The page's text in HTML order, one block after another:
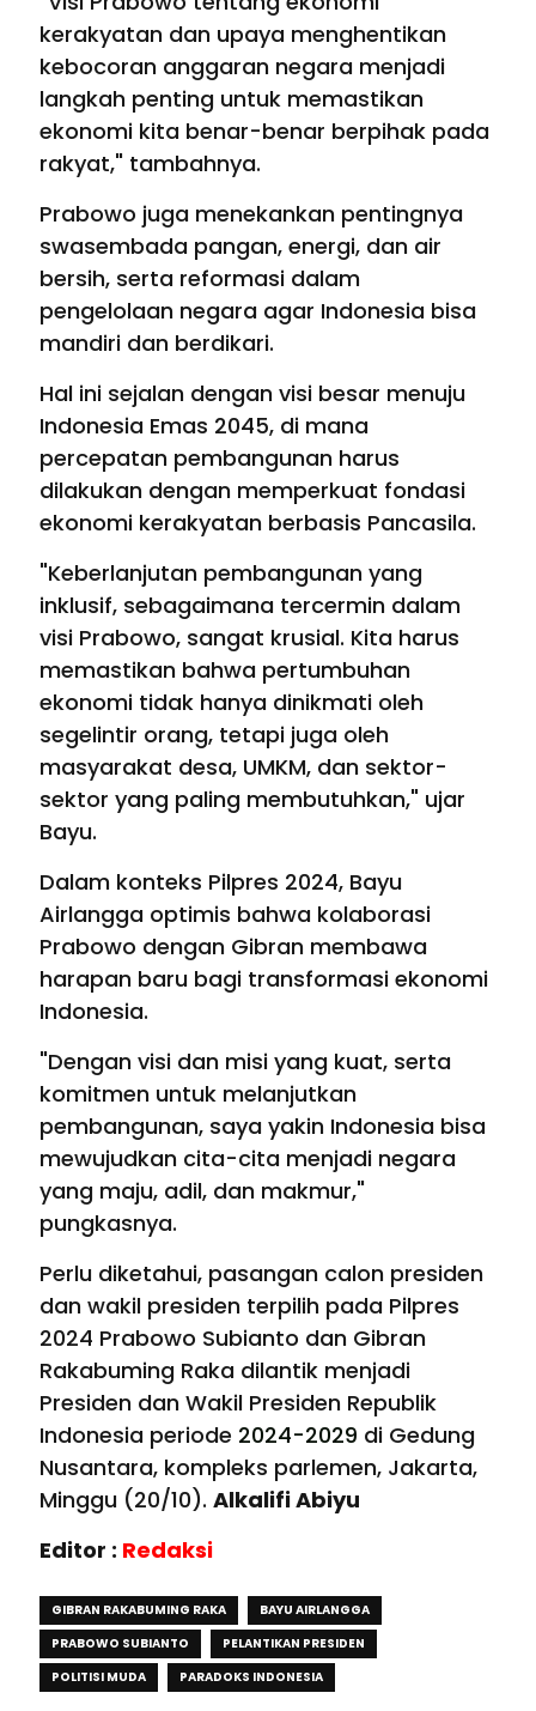
kerakyatan dan upaya menghentikan
kebocoran anggaran negara menjadi
langkah penting untuk memastikan
ekonomi kita benar-benar berpihak pada
rakyat," tambahnya.
Prabowo juga menekankan pentingnya
swasembada pangan, energi, dan air
bersih, serta reformasi dalam
pengelolaan negara agar Indonesia bisa
mandiri dan berdikari.
Hal ini sejalan dengan visi besar menuju
Indonesia Emas 2045, di mana
percepatan pembangunan harus
dilakukan dengan memperkuat fondasi
ekonomi kerakyatan berbasis Pancasila.
"Keberlanjutan pembangunan yang
inklusif, sebagaimana tercermin dalam
visi Prabowo, sangat krusial. Kita harus
memastikan bahwa pertumbuhan
ekonomi tidak hanya dinikmati oleh
segelintir orang, tetapi juga oleh
masyarakat desa, UMKM, dan sektor-
sektor yang paling membutuhkan," ujar
Bayu.
Dalam konteks Pilpres 2024, Bayu
Airlangga optimis bahwa kolaborasi
Prabowo dengan Gibran membawa
harapan baru bagi transformasi ekonomi
Indonesia.
"Dengan visi dan misi yang kuat, serta
komitmen untuk melanjutkan
pembangunan, saya yakin Indonesia bisa
mewujudkan cita-cita menjadi negara
yang maju, adil, dan makmur,"
pungkasnya.
Perlu diketahui, pasangan calon presiden
dan wakil presiden terpilih pada Pilpres
2024 Prabowo Subianto dan Gibran
Rakabuming Raka dilantik menjadi
Presiden dan Wakil Presiden Republik
Indonesia periode 2024-2029 di Gedung
Nusantara, kompleks parlemen, Jakarta,
Minggu (20/10). Alkalifi Abiyu
Editor : Redaksi
GIBRAN RAKABUMING RAKA
BAYU AIRLANGGA
PRABOWO SUBIANTO
PELANTIKAN PRESIDEN
POLITISI MUDA
PARADOKS INDONESIA